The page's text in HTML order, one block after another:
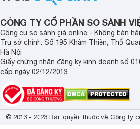
dùng đang tìm kiếm một mẫu máy rửa
bát cao cấp.
CÔNG TY CỔ PHẦN SO SÁNH
Công cụ so sánh giá online - Không bán
Trụ sở chính: Số 195 Khâm Thiên, Thổ
Hà Nội
Giấy chứng nhận đăng ký kinh doanh số
cấp ngày 02/12/2013
© 2013 - 2023 Bản quyền thuộc về Công ty